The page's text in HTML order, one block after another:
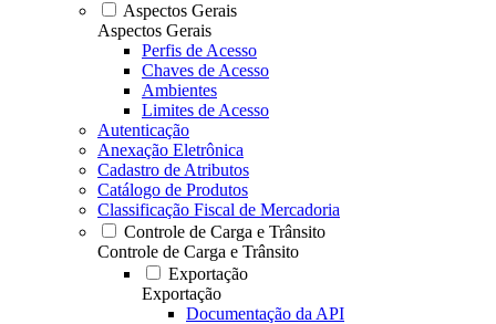
Aspectos Gerais
Aspectos Gerais
Perfis de Acesso
Chaves de Acesso
Ambientes
Limites de Acesso
Autenticação
Anexação Eletrônica
Cadastro de Atributos
Catálogo de Produtos
Classificação Fiscal de Mercadoria
Controle de Carga e Trânsito
Controle de Carga e Trânsito
Exportação
Exportação
Documentação da API